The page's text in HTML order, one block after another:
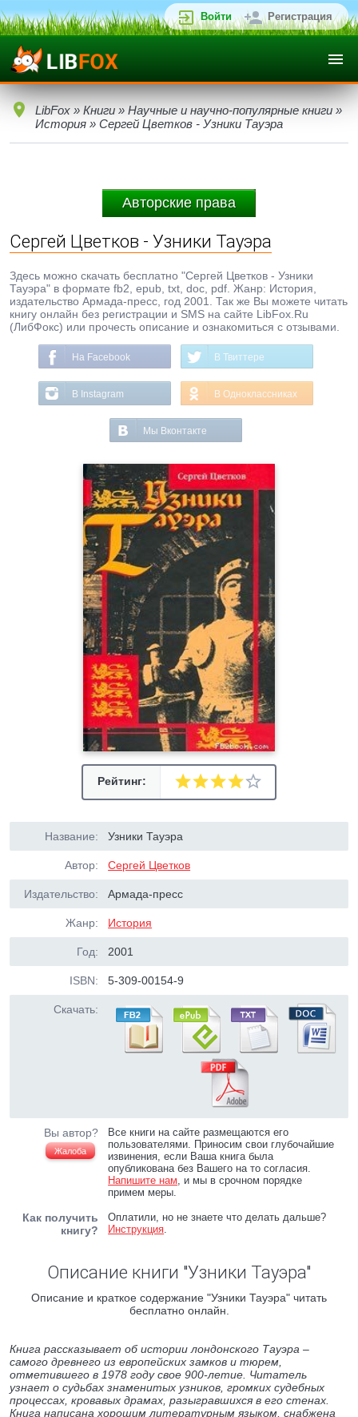
Войти Регистрация
LibFox » Книги » Научные и научно-популярные книги »
История » Сергей Цветков - Узники Тауэра
Авторские права
Сергей Цветков - Узники Тауэра
Здесь можно скачать бесплатно "Сергей Цветков - Узники
Тауэра" в формате fb2, epub, txt, doc, pdf. Жанр: История,
издательство Армада-пресс, год 2001. Так же Вы можете читать
книгу онлайн без регистрации и SMS на сайте LibFox.Ru
(ЛибФокс) или прочесть описание и ознакомиться с отзывами.
На Facebook В Твиттере
В Instagram В Одноклассниках
Мы Вконтакте
Рейтинг:
Название: Узники Тауэра
Автор: Сергей Цветков
Издательство: Армада-пресс
Жанр: История
Год: 2001
ISBN: 5-309-00154-9
Скачать:
Вы автор?
Жалоба
Все книги на сайте размещаются его
пользователями. Приносим свои глубочайшие
извинения, если Ваша книга была
опубликована без Вашего на то согласия.
Напишите нам, и мы в срочном порядке
примем меры.
Как получить
книгу?
Оплатили, но не знаете что делать дальше?
Инструкция.
Описание книги "Узники Тауэра"
Описание и краткое содержание "Узники Тауэра" читать
бесплатно онлайн.
Книга рассказывает об истории лондонского Тауэра –
самого древнего из европейских замков и тюрем,
отметившего в 1978 году свое 900-летие. Читатель
узнает о судьбах знаменитых узников, громких судебных
процессах, кровавых драмах, разыгравшихся в его стенах.
Книга написана хорошим литературным языком, снабжена